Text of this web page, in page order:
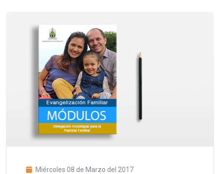
Miércoles 08 de Marzo del 2017